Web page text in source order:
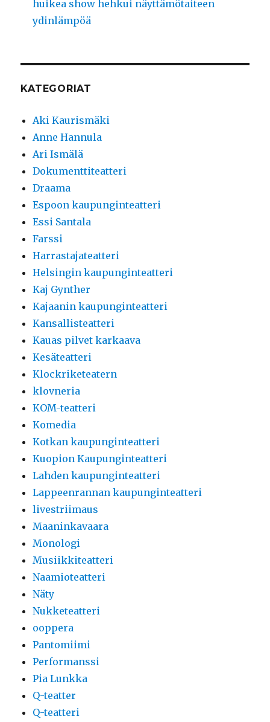
huikea show hehkui näyttämötaiteen
ydinlämpöä
KATEGORIAT
Aki Kaurismäki
Anne Hannula
Ari Ismälä
Dokumenttiteatteri
Draama
Espoon kaupunginteatteri
Essi Santala
Farssi
Harrastajateatteri
Helsingin kaupunginteatteri
Kaj Gynther
Kajaanin kaupunginteatteri
Kansallisteatteri
Kauas pilvet karkaava
Kesäteatteri
Klockriketeatern
klovneria
KOM-teatteri
Komedia
Kotkan kaupunginteatteri
Kuopion Kaupunginteatteri
Lahden kaupunginteatteri
Lappeenrannan kaupunginteatteri
livestriimaus
Maaninkavaara
Monologi
Musiikkiteatteri
Naamioteatteri
Näty
Nukketeatteri
ooppera
Pantomiimi
Performanssi
Pia Lunkka
Q-teatter
Q-teatteri